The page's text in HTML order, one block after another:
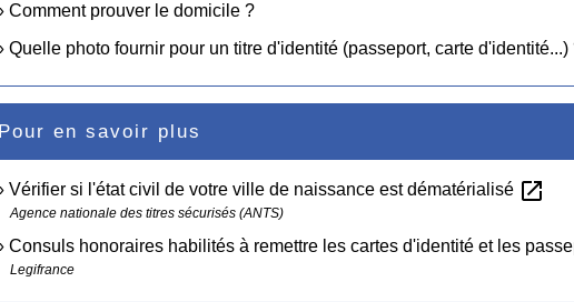
Comment prouver le domicile ?
Quelle photo fournir pour un titre d'identité (passeport, carte d'identité...)
Pour en savoir plus
Vérifier si l'état civil de votre ville de naissance est dématérialisé open_in_new
Agence nationale des titres sécurisés (ANTS)
Consuls honoraires habilités à remettre les cartes d'identité et les
Legifrance